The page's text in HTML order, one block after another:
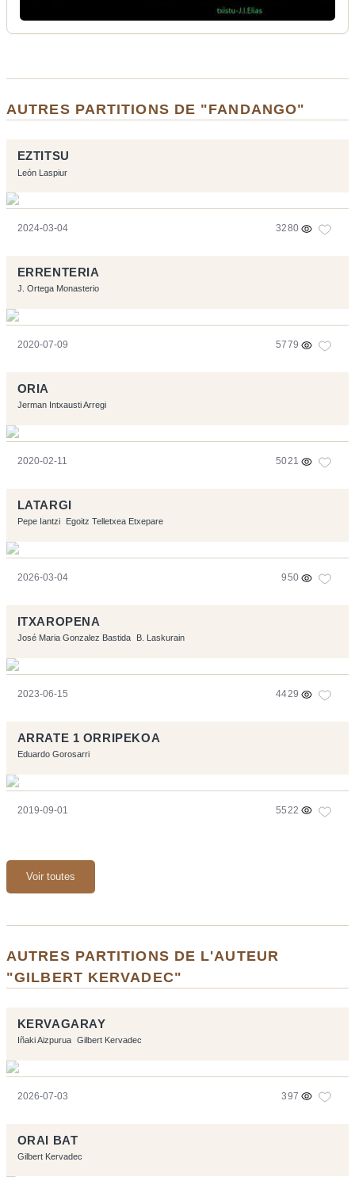
AUTRES PARTITIONS DE "FANDANGO"
EZTITSU
León Laspiur
2024-03-04 3280
ERRENTERIA
J. Ortega Monasterio
2020-07-09 5779
ORIA
Jerman Intxausti Arregi
2020-02-11 5021
LATARGI
Pepe Iantzi Egoitz Telletxea Etxepare
2026-03-04 950
ITXAROPENA
José Maria Gonzalez Bastida B. Laskurain
2023-06-15 4429
ARRATE 1 ORRIPEKOA
Eduardo Gorosarri
2019-09-01 5522
Voir toutes
AUTRES PARTITIONS DE L'AUTEUR
"GILBERT KERVADEC"
KERVAGARAY
Iñaki Aizpurua Gilbert Kervadec
2026-07-03 397
ORAI BAT
Gilbert Kervadec